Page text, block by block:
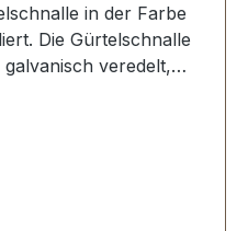
in der Farbe
Die Gürtelschnalle
veredelt,